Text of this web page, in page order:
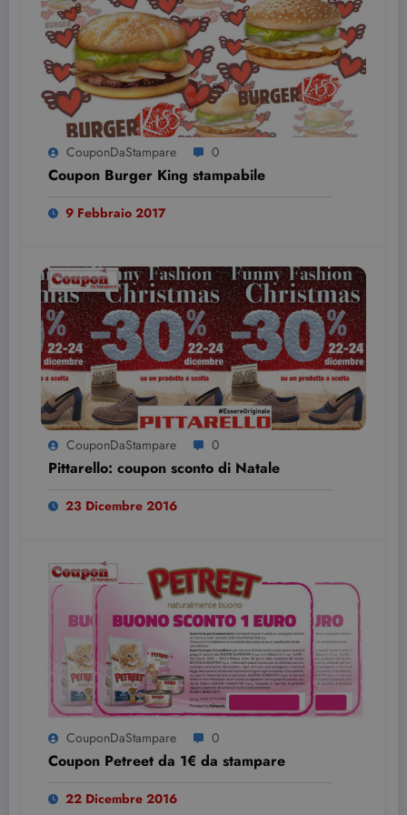
CouponDaStampare 0
Coupon Burger King stampabile
9 Febbraio 2017
CouponDaStampare 0
Pittarello: coupon sconto di Natale
23 Dicembre 2016
CouponDaStampare 0
Coupon Petreet da 1€ da stampare
22 Dicembre 2016